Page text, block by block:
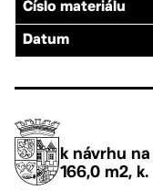
Číslo materiálu
Datum
k návrhu
166,0 m2,